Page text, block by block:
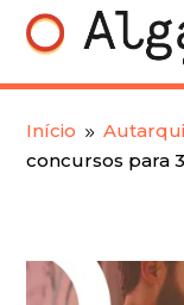
Início 9
concursos para